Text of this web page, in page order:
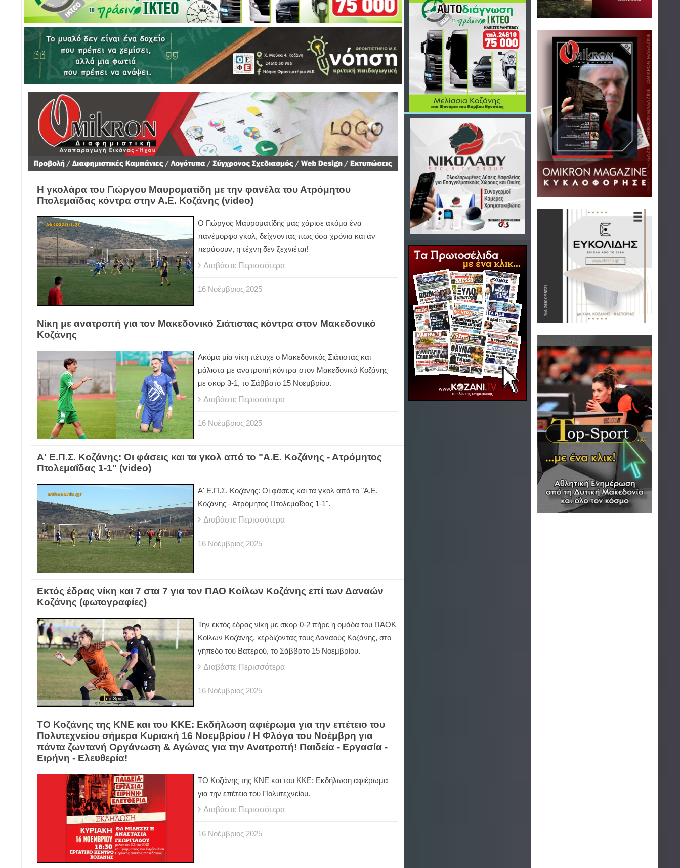
Η γκολάρα του Γιώργου Μαυροματίδη με την φανέλα του Ατρόμητου
Πτολεμαΐδας κόντρα στην Α.Ε. Κοζάνης (video)
Ο Γιώργος Μαυροματίδης μας χάρισε ακόμα ένα
πανέμορφο γκολ, δείχνοντας πως όσα χρόνια και αν
περάσουν, η τέχνη δεν ξεχνιέται!
Διαβάστε Περισσότερα
16 Νοέμβριος 2025
Νίκη με ανατροπή για τον Μακεδονικό Σιάτιστας κόντρα στον Μακεδονικό
Κοζάνης
Ακόμα μία νίκη πέτυχε ο Μακεδονικός Σιάτιστας και
μάλιστα με ανατροπή κόντρα στον Μακεδονικό Κοζάνης
με σκορ 3-1, το Σάββατο 15 Νοεμβρίου.
Διαβάστε Περισσότερα
16 Νοέμβριος 2025
Α' Ε.Π.Σ. Κοζάνης: Οι φάσεις και τα γκολ από το "Α.Ε. Κοζάνης - Ατρόμητος
Πτολεμαΐδας 1-1" (video)
Α' Ε.Π.Σ. Κοζάνης: Οι φάσεις και τα γκολ από το "Α.Ε.
Κοζάνης - Ατρόμητος Πτολεμαΐδας 1-1".
Διαβάστε Περισσότερα
16 Νοέμβριος 2025
Εκτός έδρας νίκη και 7 στα 7 για τον ΠΑΟ Κοίλων Κοζάνης επί των Δαναών
Κοζάνης (φωτογραφίες)
Την εκτός έδρας νίκη με σκορ 0-2 πήρε η ομάδα του ΠΑΟΚ
Κοίλων Κοζάνης, κερδίζοντας τους Δαναούς Κοζάνης, στο
γήπεδο του Βατερού, το Σάββατο 15 Νοεμβρίου.
Διαβάστε Περισσότερα
16 Νοέμβριος 2025
ΤΟ Κοζάνης της ΚΝΕ και του ΚΚΕ: Eκδήλωση αφιέρωμα για την επέτειο του
Πολυτεχνείου σήμερα Κυριακή 16 Νοεμβρίου / Η Φλόγα του Νοέμβρη για
πάντα ζωντανή Οργάνωση & Αγώνας για την Ανατροπή! Παιδεία - Εργασία -
Ειρήνη - Ελευθερία!
ΤΟ Κοζάνης της ΚΝΕ και του ΚΚΕ: Eκδήλωση αφιέρωμα
για την επέτειο του Πολυτεχνείου.
Διαβάστε Περισσότερα
16 Νοέμβριος 2025